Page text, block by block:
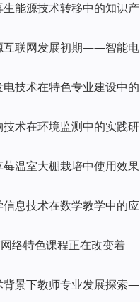
生能源技术转移中的知识产
互联网发展初期——智能电
电技术在特色专业建设中的
技术在环境监测中的实践研
莓温室大棚栽培中使用效果
信息技术在数学教学中的应
网络特色课程正在改变着
背景下教师专业发展探索—